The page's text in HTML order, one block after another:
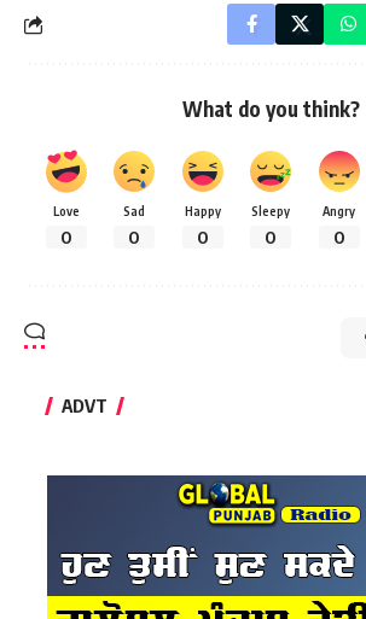
What do you think?
Love
0
Sad
0
Happy
0
Sleepy
0
Angry
0
ADVT